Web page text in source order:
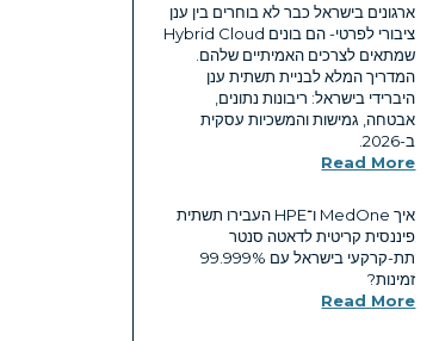
ארגונים בישראל כבר לא בוחרים בין ענן
ציבורי לפרטי- הם בונים Hybrid Cloud
שמתאים לצרכים האמיתיים שלהם.
המדריך המלא לבניית תשתית ענן
היברידי בישראל: ריבונות נתונים,
אבטחה, גמישות והמשכיות עסקית
ב-2026.
Read More
איך MedOne ו־HPE העבירו תשתית
פיננסית קריטית לדאטה סנטר
תת-קרקעי בישראל עם ‎99.999%‎
זמינות?
Read More